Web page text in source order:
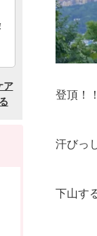
登頂！！
汗びっ
下山す